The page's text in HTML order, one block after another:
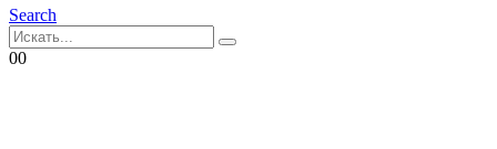
Search
00